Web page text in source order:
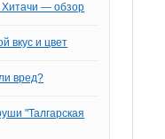
Хитачи — обзор
вкус и цвет
вред?
"Талгарская